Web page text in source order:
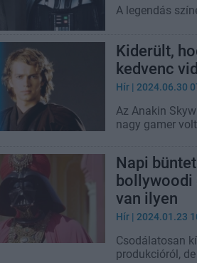
A legendás
Kiderült,
kedvenc
Hír | 2024.06.30
Az Anakin
nagy gamer
Napi
bollywoodi
van ilyen
Hír | 2024.01.23
Csodálatosan
produkcióról,